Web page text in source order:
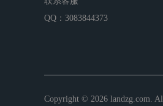
QQ：3083844373
Copyright © 2026 landzg.com.